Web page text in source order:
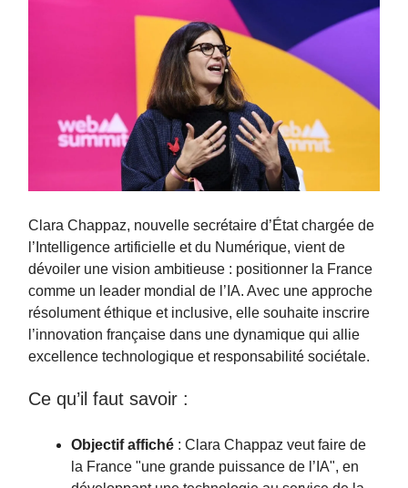
Clara Chappaz, nouvelle secrétaire d’État chargée de
l’Intelligence artificielle et du Numérique, vient de
dévoiler une vision ambitieuse : positionner la France
comme un leader mondial de l’IA. Avec une approche
résolument éthique et inclusive, elle souhaite inscrire
l’innovation française dans une dynamique qui allie
excellence technologique et responsabilité sociétale.
Ce qu’il faut savoir :
Objectif affiché : Clara Chappaz veut faire de
la France "une grande puissance de l’IA", en